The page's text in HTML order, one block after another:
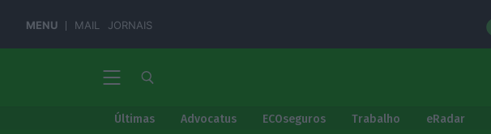
MENU MAIL JORNAIS
Últimas Advocatus ECOseguros Trabalho eRadar